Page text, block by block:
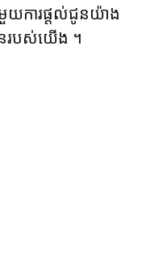
ការផ្តល់ជូនយ៉ាង
របស់យើង ។